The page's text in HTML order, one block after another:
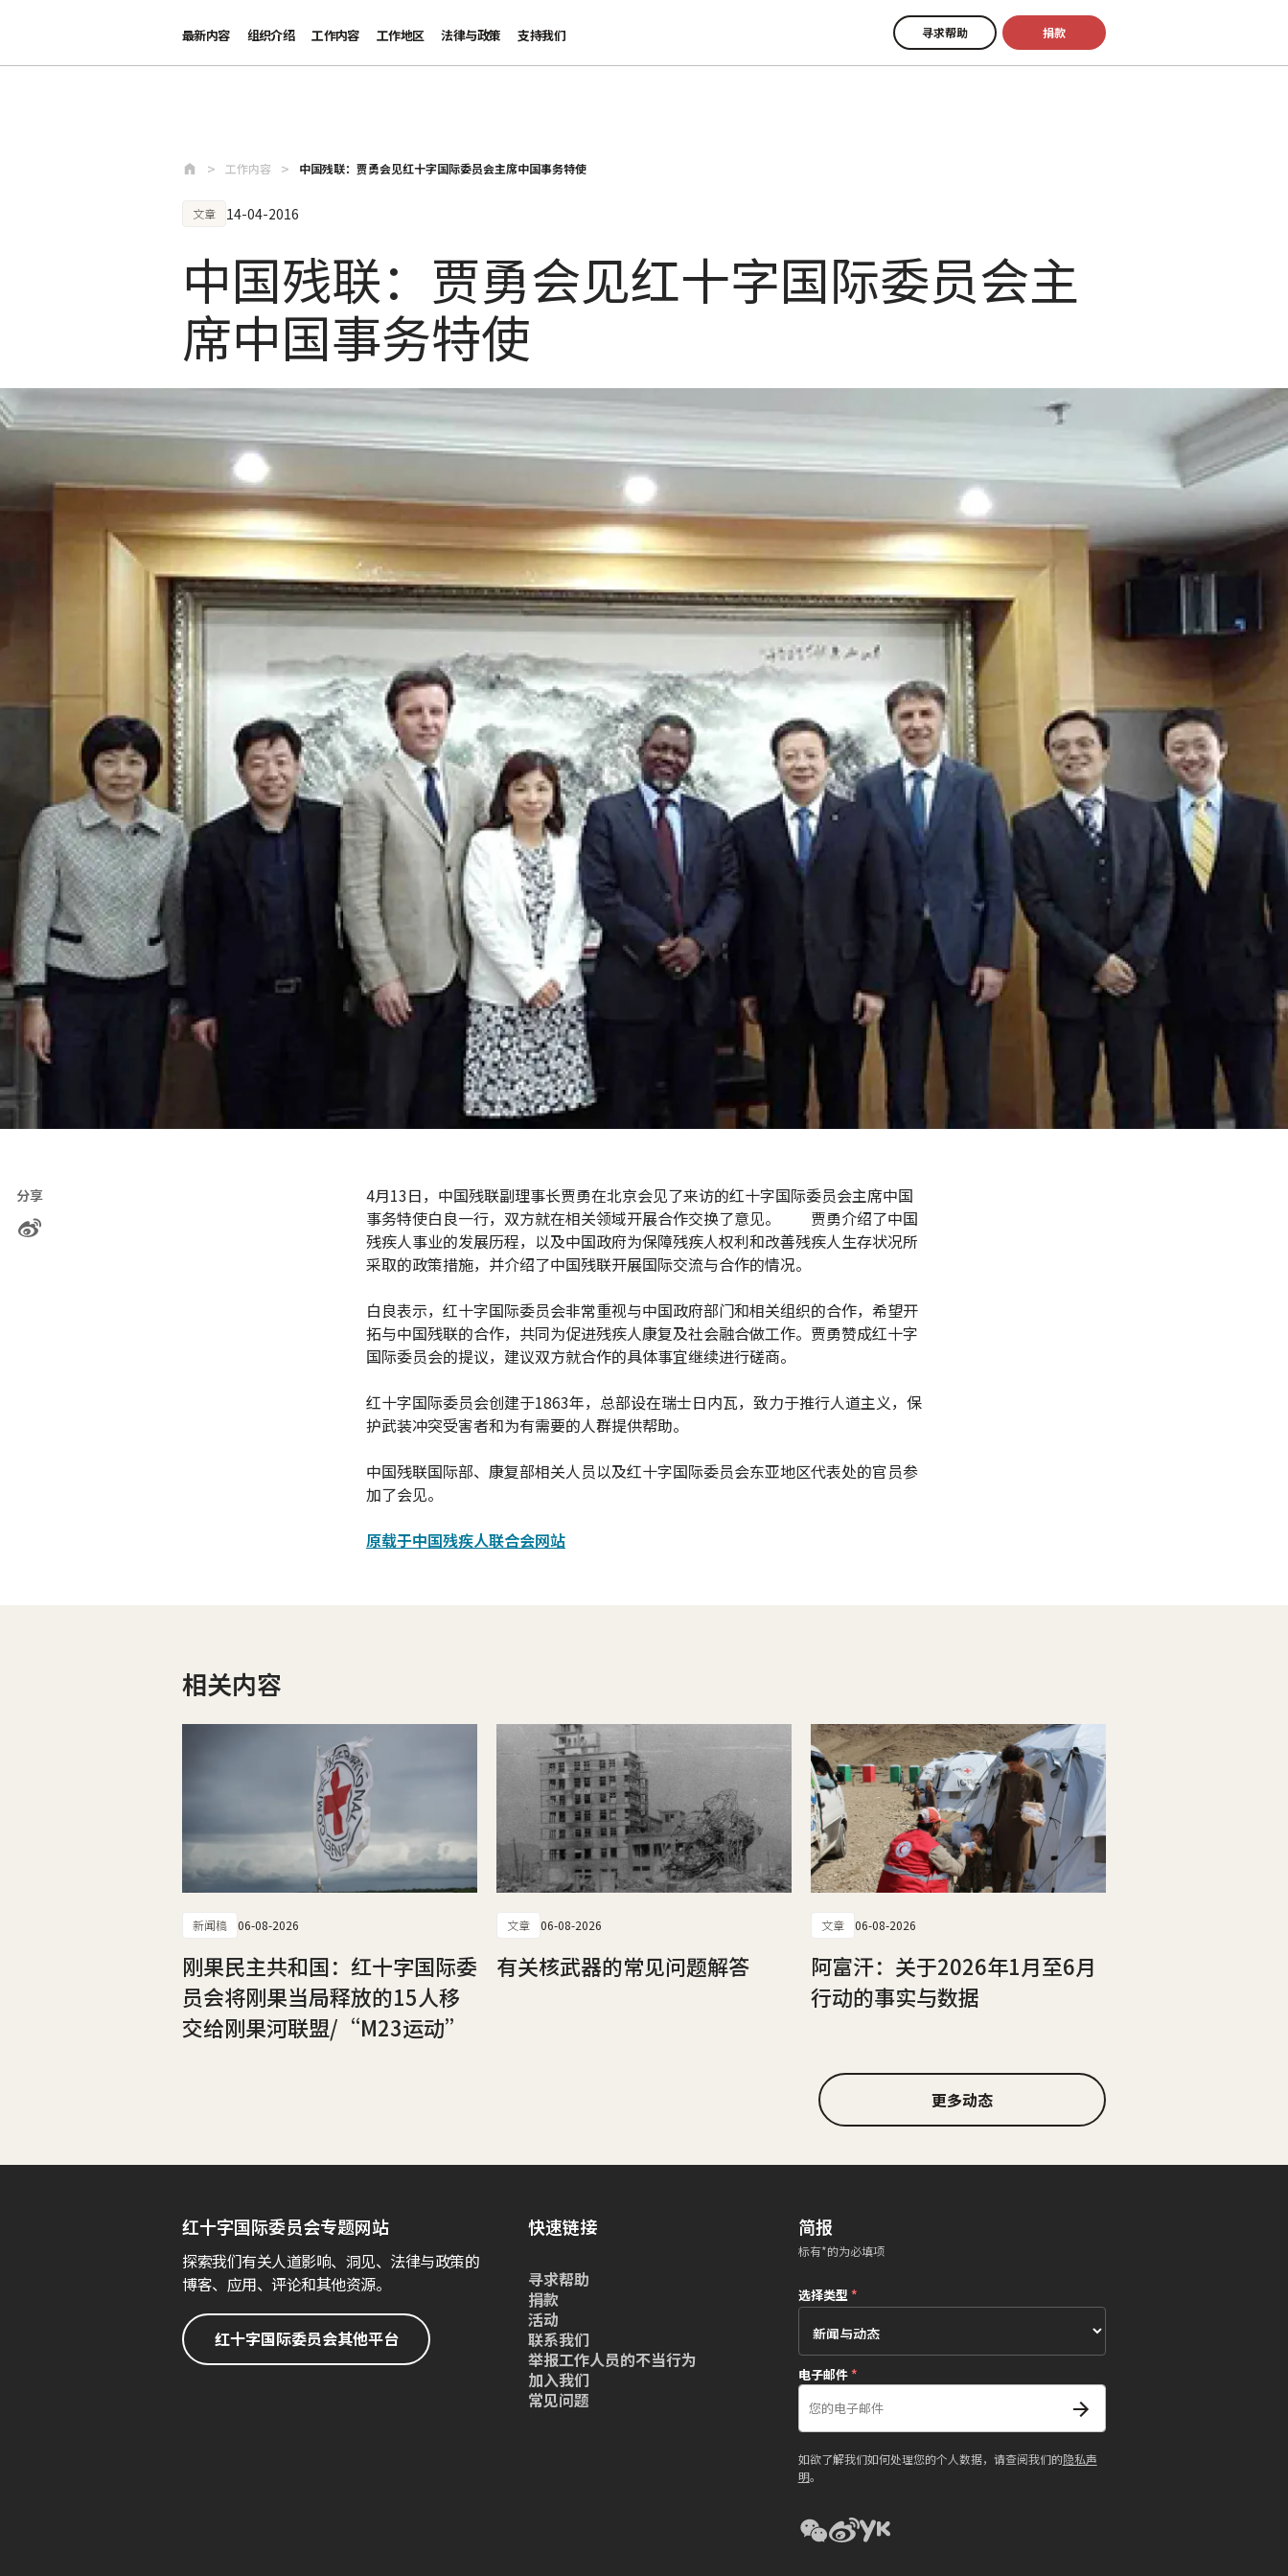
最新内容 组织介绍 工作内容 工作地区 法律与政策 支持我们 寻求帮助 捐款
工作内容 中国残联：贾勇会见红十字国际委员会主席中国事务特使
文章 14-04-2016
中国残联：贾勇会见红十字国际委员会主
席中国事务特使
分享
4月13日，中国残联副理事长贾勇在北京会见了来访的红十字国际委员会主席中国
事务特使白良一行，双方就在相关领域开展合作交换了意见。 贾勇介绍了中国
残疾人事业的发展历程，以及中国政府为保障残疾人权利和改善残疾人生存状况所
采取的政策措施，并介绍了中国残联开展国际交流与合作的情况。
白良表示，红十字国际委员会非常重视与中国政府部门和相关组织的合作，希望开
拓与中国残联的合作，共同为促进残疾人康复及社会融合做工作。贾勇赞成红十字
国际委员会的提议，建议双方就合作的具体事宜继续进行磋商。
红十字国际委员会创建于1863年，总部设在瑞士日内瓦，致力于推行人道主义，保
护武装冲突受害者和为有需要的人群提供帮助。
中国残联国际部、康复部相关人员以及红十字国际委员会东亚地区代表处的官员参
加了会见。
原载于中国残疾人联合会网站
相关内容
新闻稿 06-08-2026
刚果民主共和国：红十字国际委
员会将刚果当局释放的15人移
交给刚果河联盟/“M23运动”
文章 06-08-2026
有关核武器的常见问题解答
文章 06-08-2026
阿富汗：关于2026年1月至6月
行动的事实与数据
更多动态
红十字国际委员会专题网站
探索我们有关人道影响、洞见、法律与政策的
博客、应用、评论和其他资源。
红十字国际委员会其他平台
快速链接
寻求帮助
捐款
活动
联系我们
举报工作人员的不当行为
加入我们
常见问题
简报
标有*的为必填项
选择类型*
电子邮件*
如欲了解我们如何处理您的个人数据，请查阅我们的隐私声
明。